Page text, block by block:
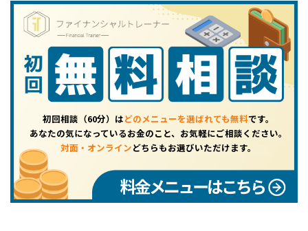
初回相談（60分）はどのメニューを選ばれても無料です。
あなたの気になっているお金のこと、お気軽にご相談ください。
対面・オンラインどちらもお選びいただけます。
料金メニューはこちら